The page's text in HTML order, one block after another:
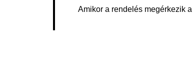
Amikor a rendelés megérkezik